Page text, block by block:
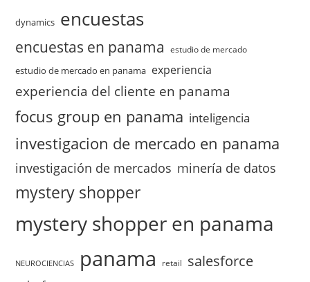
dynamics encuestas
encuestas en panama estudio de mercado
estudio de mercado en panama experiencia
experiencia del cliente en panama
focus group en panama inteligencia
investigacion de mercado en panama
investigación de mercados minería de datos
mystery shopper
mystery shopper en panama
NEUROCIENCIAS panama retail salesforce